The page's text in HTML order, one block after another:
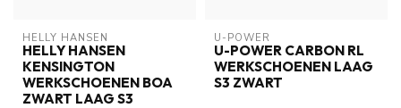
HELLY HANSEN
HELLY HANSEN
KENSINGTON
WERKSCHOENEN BOA
ZWART LAAG S3
U-POWER
U-POWER CARBON RL
WERKSCHOENEN LAAG
S3 ZWART